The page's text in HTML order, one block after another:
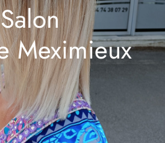
Salon
Meximieux